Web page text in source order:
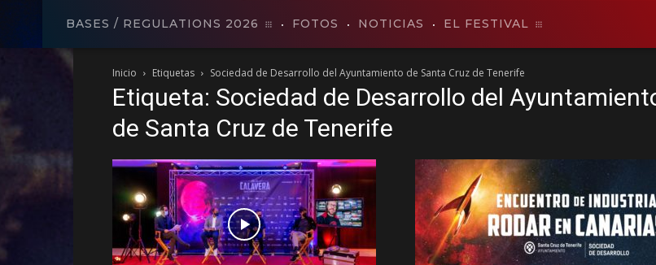
BASES / REGULATIONS 2026 FOTOS NOTICIAS EL FESTIVAL
Inicio Etiquetas Sociedad de Desarrollo del Ayuntamiento de Santa Cruz de Tenerife
Etiqueta: Sociedad de Desarrollo del
de Santa Cruz de Tenerife